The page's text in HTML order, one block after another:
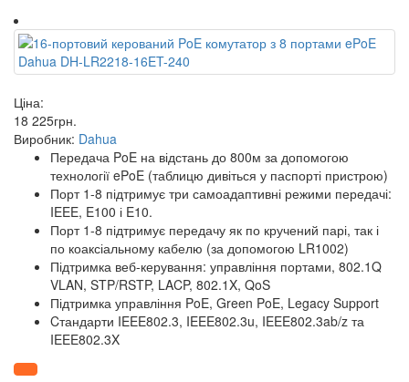
Ціна:
18 225грн.
Виробник: Dahua
Передача PoE на відстань до 800м за допомогою
технології ePoE (таблицю дивіться у паспорті пристрою)
Порт 1-8 підтримує три самоадаптивні режими передачі:
IEEE, E100 і E10.
Порт 1-8 підтримує передачу як по кручений парі, так і
по коаксіальному кабелю (за допомогою LR1002)
Підтримка веб-керування: управління портами, 802.1Q
VLAN, STP/RSTP, LACP, 802.1X, QoS
Підтримка управління PoE, Green PoE, Legacy Support
Cтандарти IEEE802.3, IEEE802.3u, IEEE802.3ab/z та
IEEE802.3X